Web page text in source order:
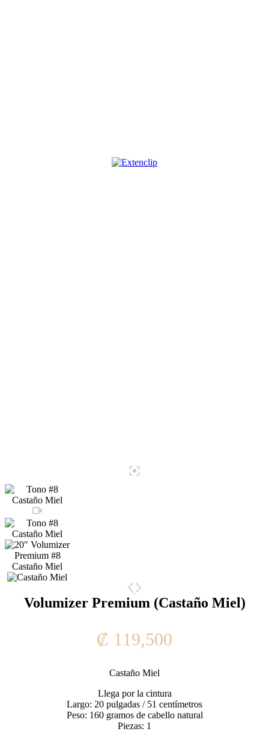
Volumizer Premium (Castaño Miel)
₡ 119,500
Castaño Miel
Llega por la cintura
Largo: 20 pulgadas / 51 centímetros
Peso: 160 gramos de cabello natural
Piezas: 1